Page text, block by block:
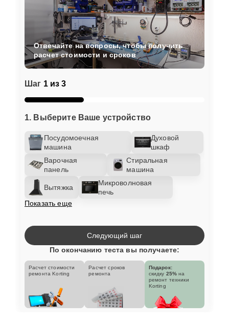
Шаг 1 из 3
1. Выберите Ваше устройство
Посудомоечная
машина
Духовой
шкаф
Варочная
панель
Стиральная
машина
Вытяжка
Микроволновая
печь
Показать еще
Отвечайте на вопросы, чтобы получить
расчет стоимости и сроков
Следующий шаг
По окончанию теста вы получаете:
Расчет стоимости
ремонта Korting
Расчет сроков
ремонта
Подарок:
скидку 25% на
ремонт техники
Korting